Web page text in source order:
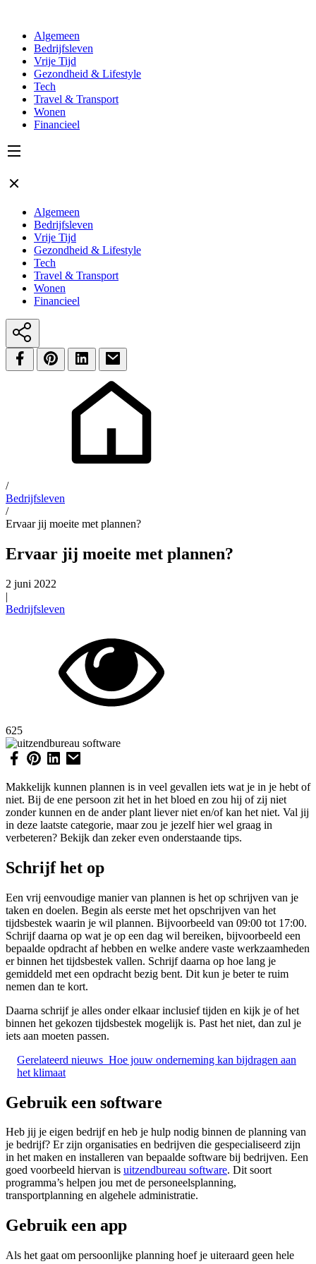
Algemeen
Bedrijfsleven
Vrije Tijd
Gezondheid & Lifestyle
Tech
Travel & Transport
Wonen
Financieel
Algemeen
Bedrijfsleven
Vrije Tijd
Gezondheid & Lifestyle
Tech
Travel & Transport
Wonen
Financieel
/
Bedrijfsleven
/
Ervaar jij moeite met plannen?
Ervaar jij moeite met plannen?
2 juni 2022
|
Bedrijfsleven
625
Makkelijk kunnen plannen is in veel gevallen iets wat je in je hebt of
niet. Bij de ene persoon zit het in het bloed en zou hij of zij niet
zonder kunnen en de ander plant liever niet en/of kan het niet. Val jij
in deze laatste categorie, maar zou je jezelf hier wel graag in
verbeteren? Bekijk dan zeker even onderstaande tips.
Schrijf het op
Een vrij eenvoudige manier van plannen is het op schrijven van je
taken en doelen. Begin als eerste met het opschrijven van het
tijdsbestek waarin je wil plannen. Bijvoorbeeld van 09:00 tot 17:00.
Schrijf daarna op wat je op een dag wil bereiken, bijvoorbeeld een
bepaalde opdracht af hebben en welke andere vaste werkzaamheden
er binnen het tijdsbestek vallen. Schrijf daarna op hoe lang je
gemiddeld met een opdracht bezig bent. Dit kun je beter te ruim
nemen dan te kort.
Daarna schrijf je alles onder elkaar inclusief tijden en kijk je of het
binnen het gekozen tijdsbestek mogelijk is. Past het niet, dan zul je
iets aan moeten passen.
Gerelateerd nieuws Hoe jouw onderneming kan bijdragen aan
het klimaat
Gebruik een software
Heb jij je eigen bedrijf en heb je hulp nodig binnen de planning van
je bedrijf? Er zijn organisaties en bedrijven die gespecialiseerd zijn
in het maken en installeren van bepaalde software bij bedrijven. Een
goed voorbeeld hiervan is uitzendbureau software. Dit soort
programma’s helpen jou met de personeelsplanning,
transportplanning en algehele administratie.
Gebruik een app
Als het gaat om persoonlijke planning hoef je uiteraard geen hele